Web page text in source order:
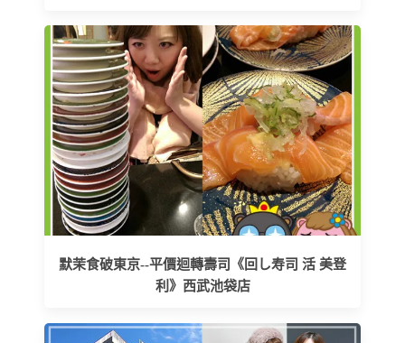
默茉食破東京--平價迴轉壽司《回し寿司 活 美登
利》西武池袋店